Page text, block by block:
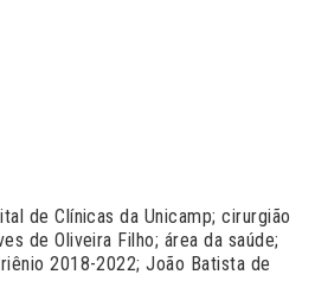
de Clínicas da Unicamp; cirurgião
de Oliveira Filho; área da saúde;
2018-2022; João Batista de